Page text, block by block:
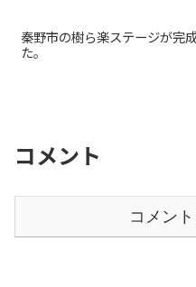
秦野市の樹ら楽ステージが完
た。
コメント
コメン